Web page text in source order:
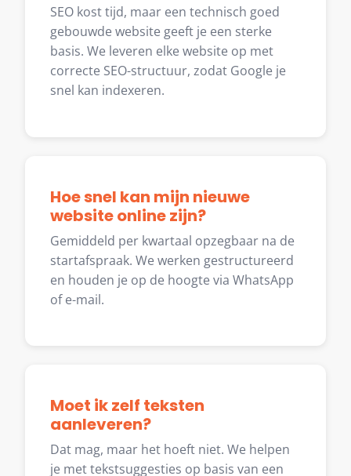
SEO kost tijd, maar een technisch goed
gebouwde website geeft je een sterke
basis. We leveren elke website op met
correcte SEO-structuur, zodat Google je
snel kan indexeren.
Hoe snel kan mijn nieuwe
website online zijn?
Gemiddeld per kwartaal opzegbaar na de
startafspraak. We werken gestructureerd
en houden je op de hoogte via WhatsApp
of e-mail.
Moet ik zelf teksten
aanleveren?
Dat mag, maar het hoeft niet. We helpen
je met tekstsuggesties op basis van een